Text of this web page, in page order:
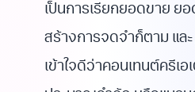
เป็นการเรียกยอดขาย ย
สร้างการจดจำก็ตาม และ
เข้าใจดีว่าคอนเทนต์ครีเ